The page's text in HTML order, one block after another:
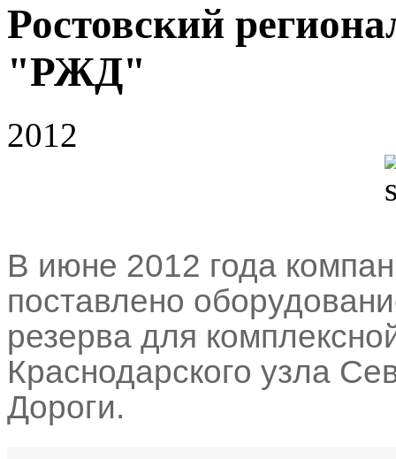
Ростовский
"РЖД"
2012
В июне 2012 года
поставлено
резерва для
Краснодарского узла
Дороги.